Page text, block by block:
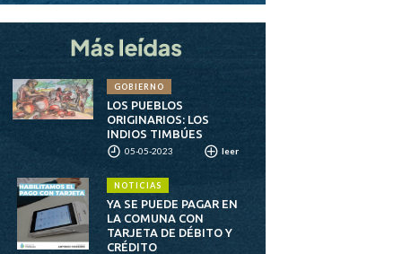
GOBIERNO
LOS PUEBLOS
ORIGINARIOS: LOS
INDIOS TIMBÚES
05-05-2023 leer
NOTICIAS
YA SE PUEDE PAGAR EN
LA COMUNA CON
TARJETA DE DÉBITO Y
CRÉDITO